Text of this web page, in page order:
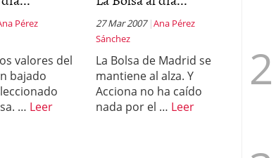
2025
de venta?
3 de octubre de 2025
Pérez
valores del
bajado
… Leer
27 Mar 2007 Ana Pérez
Sánchez
La Bolsa de Madrid se
mantiene al alza. Y
Acciona no ha caído
nada por el … Leer